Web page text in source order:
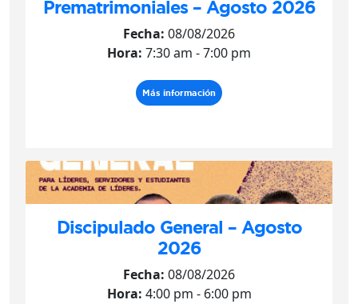
Prematrimoniales – Agosto 2026
Fecha: 08/08/2026
Hora: 7:30 am - 7:00 pm
Más información
Discipulado General – Agosto
2026
Fecha: 08/08/2026
Hora: 4:00 pm - 6:00 pm